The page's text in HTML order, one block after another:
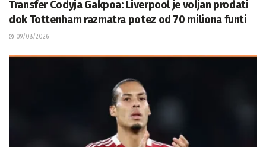
Transfer Codyja Gakpoa: Liverpool je voljan prodati
dok Tottenham razmatra potez od 70 miliona funti
09/08/2026